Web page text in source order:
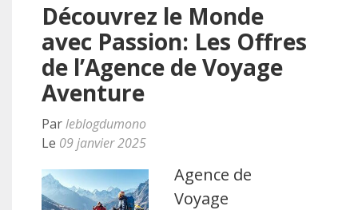
Découvrez le Monde
avec Passion: Les Offres
de l’Agence de Voyage
Aventure
Parleblogdumono
Le 09 janvier 2025
Agence de
Voyage